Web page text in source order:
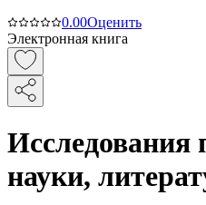
0.00Оценить
Электронная книга
Исследования
науки,